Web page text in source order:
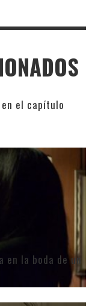
el capítulo
en la boda de un